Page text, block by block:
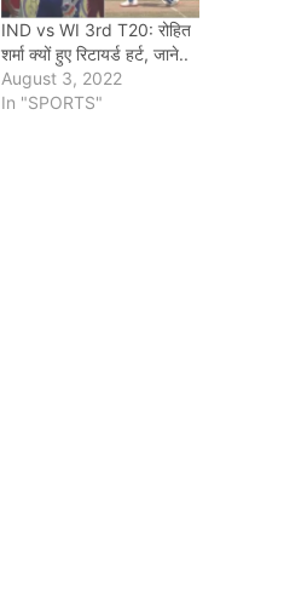
IND vs WI 3rd T20: रोहित
शर्मा क्यों हुए रिटायर्ड हर्ट, जाने..
August 3, 2022
In "SPORTS"